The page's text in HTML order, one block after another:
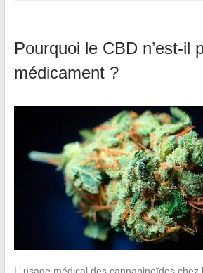
Pourquoi le CBD n’est-il
médicament ?
L’ usage médical des cannabinoïdes